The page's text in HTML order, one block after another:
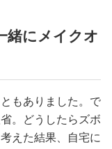
緒にメイクオ
もありました。で
。どうしたらズボ
えた結果、自宅に